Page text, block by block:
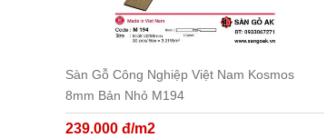
Sàn Gỗ Công Nghiệp Việt Nam Kosmos
8mm Bản Nhỏ M194
239.000 đ/m2